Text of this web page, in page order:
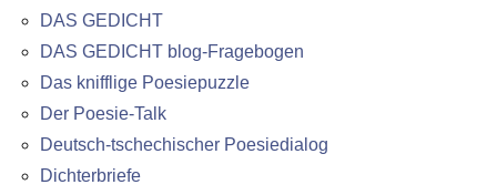
DAS GEDICHT
DAS GEDICHT blog-Fragebogen
Das knifflige Poesiepuzzle
Der Poesie-Talk
Deutsch-tschechischer Poesiedialog
Dichterbriefe